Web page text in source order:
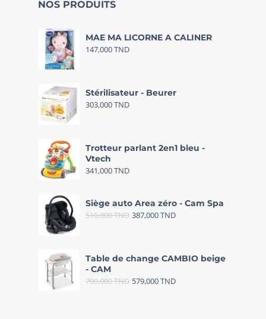
NOS PRODUITS
MAE MA LICORNE A CALINER
147,000TND
Stérilisateur - Beurer
303,000TND
Trotteur parlant 2en1 bleu -
Vtech
341,000TND
Siège auto Area zéro - Cam Spa
510,000TND 387,000TND
Table de change CAMBIO beige
- CAM
700,000TND 579,000TND